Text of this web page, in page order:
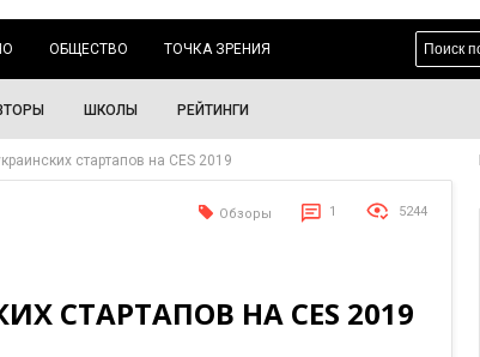
ОБЩЕСТВО ТОЧКА ЗРЕНИЯ
ШКОЛЫ РЕЙТИНГИ
стартапов на CES 2019
Обзоры 1 5244
СТАРТАПОВ НА CES 2019